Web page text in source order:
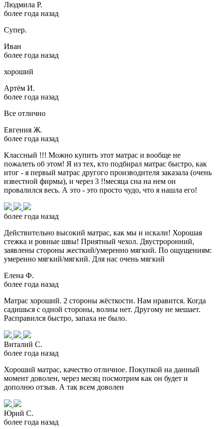
Людмила Р.
более года назад
Супер.
Иван
более года назад
хороший
Артём И.
более года назад
Все отлично
Евгения Ж.
более года назад
Классный !!! Можно купить этот матрас и вообще не
пожалеть об этом! Я из тех, кто подбирал матрас быстро, как
итог - я первый матрас другого производителя заказала (очень
известной фирмы), и через 3 !!месяца сна на нем он
провалился весь. А это - это просто чудо, что я нашла его!
более года назад
Действительно высокий матрас, как мы и искали! Хорошая
стежка и ровные швы! Приятный чехол. Двустроронний,
заявлены стороны жесткий/умеренно мягкий. По ощущениям:
умеренно мягкий/мягкий. Для нас очень мягкий
Елена Ф.
более года назад
Матрас хороший. 2 стороны жёсткости. Нам нравится. Когда
садишься с одной стороны, волны нет. Другому не мешает.
Расправился быстро, запаха не было.
Виталий С.
более года назад
Хороший матрас, качество отличное. Покупкой на данный
момент доволен, через месяц посмотрим как он будет и
дополню отзыв. А так всем доволен
Юрий С.
более года назад